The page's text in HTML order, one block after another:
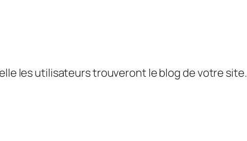
les utilisateurs trouveront le blog de votre site.